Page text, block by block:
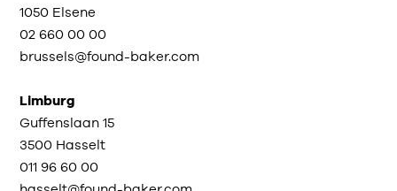
1050 Elsene
02 660 00 00
brussels@found-baker.com
Limburg
Guffenslaan 15
3500 Hasselt
011 96 60 00